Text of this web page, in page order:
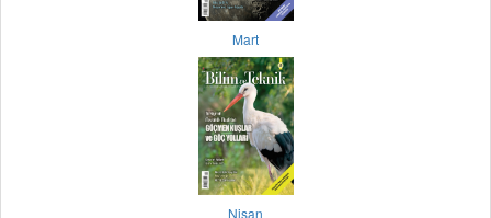
Mart
Nisan